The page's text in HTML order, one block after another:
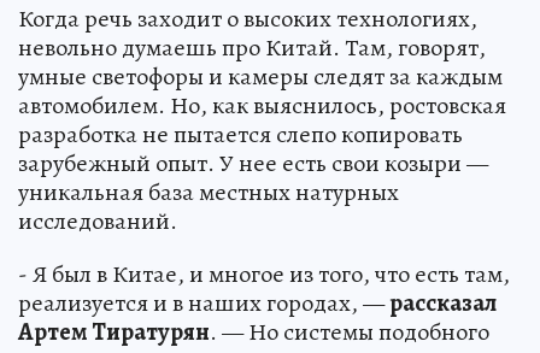
Когда речь заходит о высоких технологиях,
невольно думаешь про Китай. Там, говорят,
умные светофоры и камеры следят за каждым
автомобилем. Но, как выяснилось, ростовская
разработка не пытается слепо копировать
зарубежный опыт. У нее есть свои козыри —
уникальная база местных натурных
исследований.
- Я был в Китае, и многое из того, что есть там,
реализуется и в наших городах, —рассказал
АртемТиратурян. — Но системы подобного